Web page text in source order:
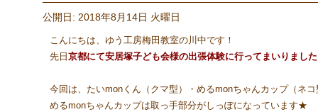
公開日: 2018年8月14日 火曜日
こんにちは、ゆう工房梅田教室の川中です！
先日 京都にて安居塚子ども会様の出張体験に行ってまいりまし
今回は、たいmonくん（クマ型）・めるmonちゃんカップ（ネ
めるmonちゃんカップは取っ手部分がしっぽになっています★